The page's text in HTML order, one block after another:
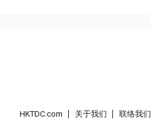
HKTDC.com 关于我们 联络我们